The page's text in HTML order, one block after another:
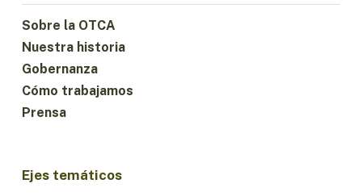
Sobre la OTCA
Nuestra historia
Gobernanza
Cómo trabajamos
Prensa
Ejes temáticos